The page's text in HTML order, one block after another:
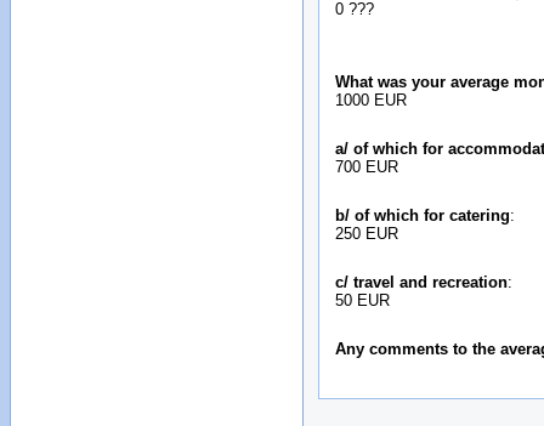
0 ???
What was your average
1000 EUR
a/ of which for
700 EUR
b/ of which for catering:
250 EUR
c/ travel and recreation:
50 EUR
Any comments to the